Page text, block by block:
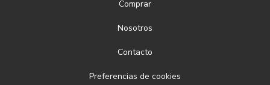
Comprar
Nosotros
Contacto
Preferencias de cookies